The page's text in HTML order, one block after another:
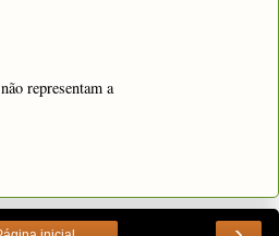
representam a